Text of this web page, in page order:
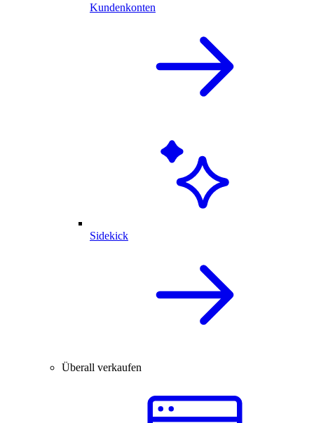
Kundenkonten
Sidekick
Überall verkaufen